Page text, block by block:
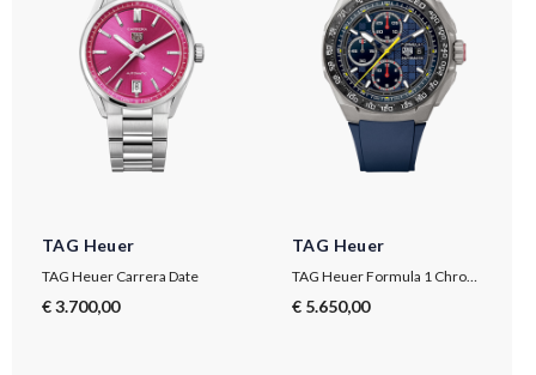
TAG Heuer
TAG Heuer Carrera Date
€ 3.700,00
TAG Heuer
TAG Heuer Formula 1 Chronograph X Oracle Red Bull Racing
€ 5.650,00